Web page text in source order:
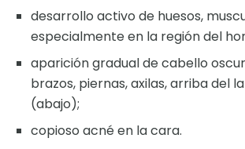
desarrollo activo de huesos,
especialmente en la región del
aparición gradual de cabello
brazos, piernas, axilas, arriba del
(abajo);
copioso acné en la cara.